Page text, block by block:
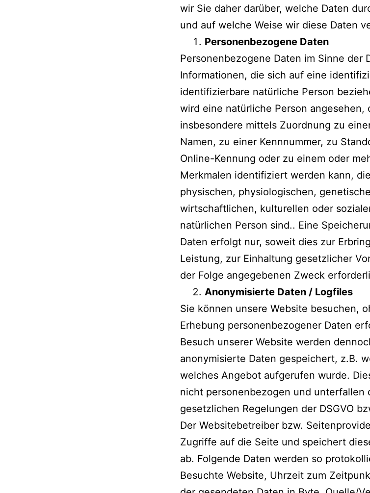
wir Sie daher darüber, welche Daten
und auf welche Weise wir diese Daten
Personenbezogene Daten
Personenbezogene Daten im Sinne der
Informationen, die sich auf eine
identifizierbare natürliche Person
wird eine natürliche Person angesehen,
insbesondere mittels Zuordnung zu
Namen, zu einer Kennnummer, zu
Online-Kennung oder zu einem oder
Merkmalen identifiziert werden kann,
physischen, physiologischen,
wirtschaftlichen, kulturellen oder
natürlichen Person sind.. Eine
Daten erfolgt nur, soweit dies zur
Leistung, zur Einhaltung gesetzlicher
der Folge angegebenen Zweck
Anonymisierte Daten / Logfiles
Sie können unsere Website besuchen,
Erhebung personenbezogener Daten
Besuch unserer Website werden
anonymisierte Daten gespeichert, z.B.
welches Angebot aufgerufen wurde.
nicht personenbezogen und unterfallen
gesetzlichen Regelungen der DSGVO
Der Websitebetreiber bzw.
Zugriffe auf die Seite und speichert
ab. Folgende Daten werden so
Besuchte Website, Uhrzeit zum